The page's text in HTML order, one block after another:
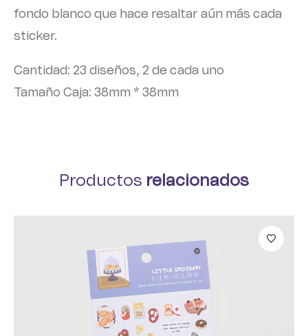
fondo blanco que hace resaltar aún más cada
sticker.
Cantidad: 23 diseños, 2 de cada uno
Tamaño Caja: 38mm * 38mm
Productos relacionados